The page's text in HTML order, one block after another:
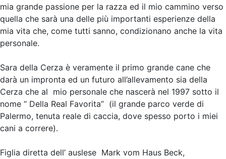
mia grande passione per la razza ed il mio cammino verso
quella che sarà una delle più importanti esperienze della
mia vita che, come tutti sanno, condizionano anche la vita
personale.
Sara della Cerza è veramente il primo grande cane che
darà un impronta ed un futuro all’allevamento sia della
Cerza che al mio personale che nascerà nel 1997 sotto il
nome “ Della Real Favorita” (il grande parco verde di
Palermo, tenuta reale di caccia, dove spesso porto i miei
cani a correre).
Figlia diretta dell’ auslese Mark vom Haus Beck,